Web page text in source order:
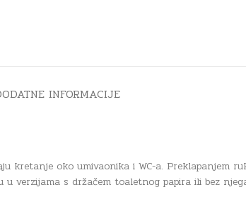
INFORMACIJE
oko umivaonika i WC-a. Preklapanjem
verzijama s držačem toaletnog papira ili bez